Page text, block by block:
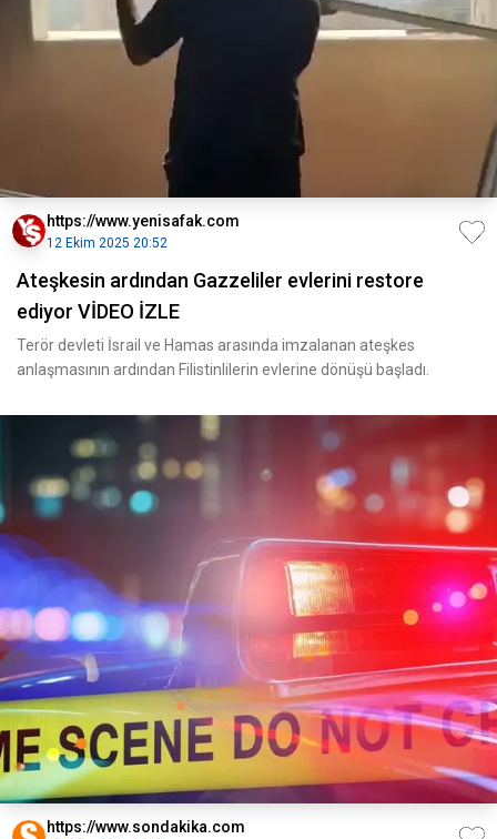
https://www.yenisafak.com
12 Ekim 2025 20:52
Ateşkesin ardından Gazzeliler evlerini restore
ediyor VİDEO İZLE
Terör devleti İsrail ve Hamas arasında imzalanan ateşkes
anlaşmasının ardından Filistinlilerin evlerine dönüşü başladı.
https://www.sondakika.com